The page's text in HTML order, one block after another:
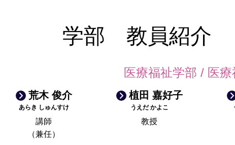
学部 教員紹介
医療福祉学部 / 医
荒木 俊介
あらき しゅんすけ
講師
（兼任）
植田 嘉好子
うえだ かよこ
教授